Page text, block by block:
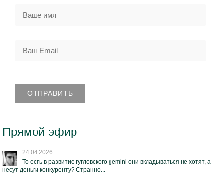
Прямой эфир
24.04.2026
То есть в развитие гугловского gemini они вкладываться не хотят, а
несут деньги конкуренту? Странно...